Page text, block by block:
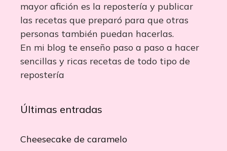
mayor afición es la repostería y publicar
las recetas que preparó para que otras
personas también puedan hacerlas.
En mi blog te enseño paso a paso a hacer
sencillas y ricas recetas de todo tipo de
repostería
Últimas entradas
Cheesecake de caramelo